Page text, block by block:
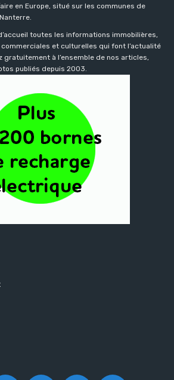
en Europe, situé sur les communes de
toutes les informations immobilières,
et culturelles qui font l’actualité
à l’ensemble de nos articles,
publiés depuis 2003.